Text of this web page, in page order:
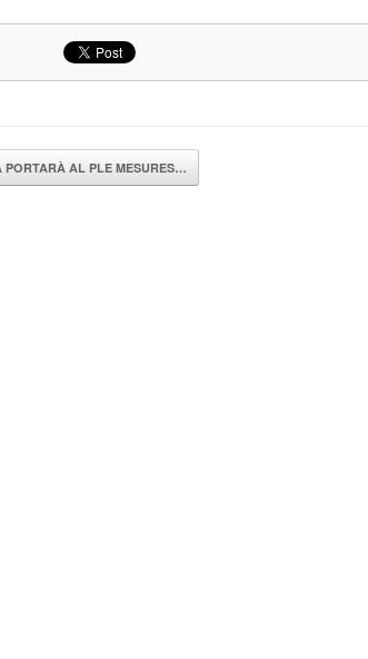
artículos
PORTARÀ AL PLE MESURES…